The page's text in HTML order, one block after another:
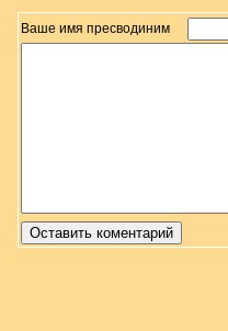
Ваше имя пресводиним